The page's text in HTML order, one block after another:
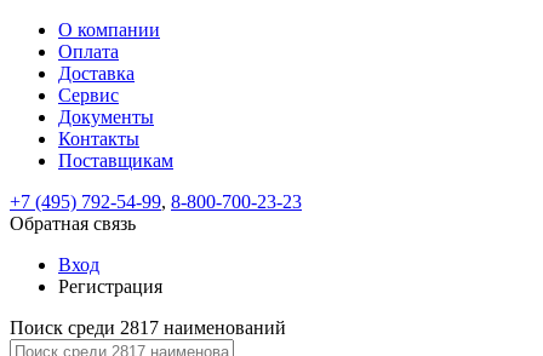
ВходРегистрация
Только
test@example.com
отправлена
по
ней
для
регистрации.
Ок
Только
Восстановление
пароля
Заполните
форму.
Мы
отправим
ссылку
на
указанный
электронный
На
вашу
test@test.ru
отправлена
ссылка.
Перейдите
по
Введите
новый
пароль
Пароль
успешно
Войти
Обратная
связь
Сообщение
Ваше
сообщение
успешно
О компании
Оплата
Доставка
Сервис
Документы
Контакты
Поставщикам
+7 (495) 792-54-99, 8-800-700-23-23
Обратная связь
Вход
Регистрация
Поиск среди 2817 наименований